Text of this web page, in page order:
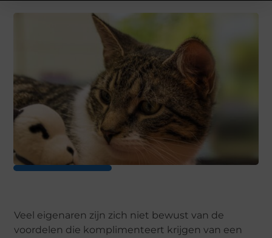
Veel eigenaren zijn zich niet bewust van de
voordelen die komplimenteert krijgen van een